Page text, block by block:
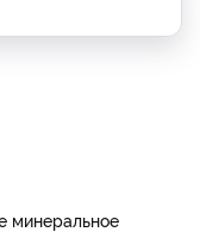
минеральное